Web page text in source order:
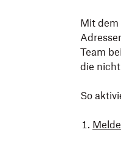
Mit dem
Team
die
So